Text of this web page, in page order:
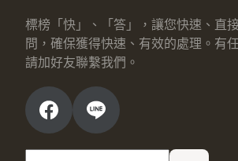
標榜「快」、「答」，讓您快速、直
問，確保獲得快速、有效的處理。有
請加好友聯繫我們。